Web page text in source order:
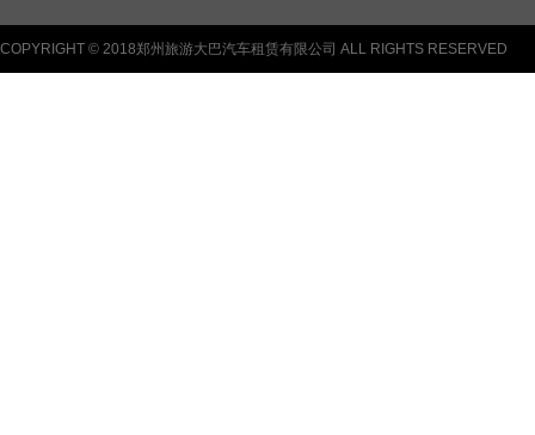
COPYRIGHT © 2018郑州旅游大巴汽车租赁有限公司 ALL RIGHTS RESERVED